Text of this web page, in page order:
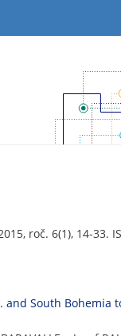
roč. 6(1), 14-33.
South Bohemia